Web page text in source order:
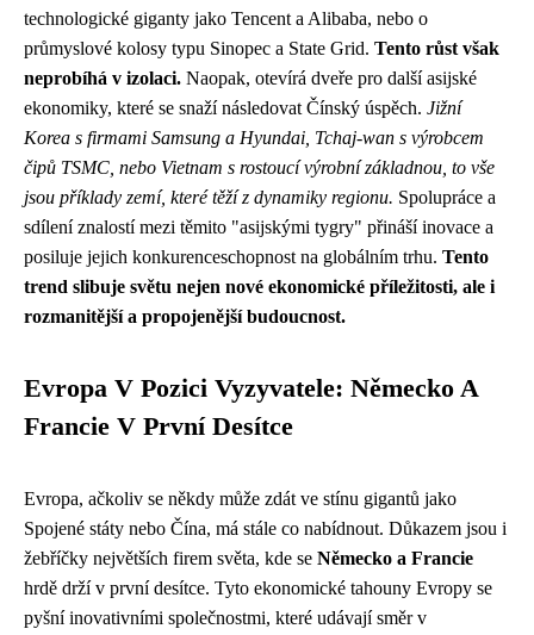
technologické giganty jako Tencent a Alibaba, nebo o
průmyslové kolosy typu Sinopec a State Grid. Tento růst však
neprobíhá v izolaci. Naopak, otevírá dveře pro další asijské
ekonomiky, které se snaží následovat Čínský úspěch. Jižní
Korea s firmami Samsung a Hyundai, Tchaj-wan s výrobcem
čipů TSMC, nebo Vietnam s rostoucí výrobní základnou, to vše
jsou příklady zemí, které těží z dynamiky regionu. Spolupráce a
sdílení znalostí mezi těmito "asijskými tygry" přináší inovace a
posiluje jejich konkurenceschopnost na globálním trhu. Tento
trend slibuje světu nejen nové ekonomické příležitosti, ale i
rozmanitější a propojenější budoucnost.
Evropa V Pozici Vyzyvatele: Německo A
Francie V První Desítce
Evropa, ačkoliv se někdy může zdát ve stínu gigantů jako
Spojené státy nebo Čína, má stále co nabídnout. Důkazem jsou i
žebříčky největších firem světa, kde se Německo a Francie
hrdě drží v první desítce. Tyto ekonomické tahouny Evropy se
pyšní inovativními společnostmi, které udávají směr v